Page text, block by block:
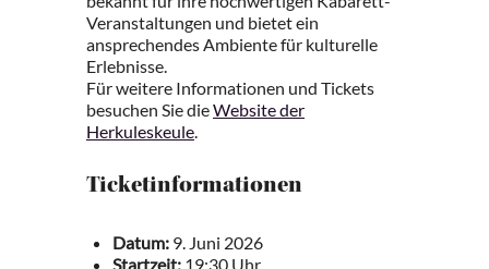
Veranstaltungen und bietet ein
ansprechendes Ambiente für kulturelle
Erlebnisse.
Für weitere Informationen und Tickets
besuchen Sie dieWebsite der
Herkuleskeule.
Ticketinformationen
Datum: 9. Juni 2026
Startzeit: 19:30 Uhr